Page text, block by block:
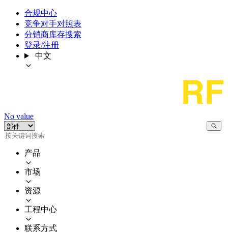
合规中心
竞争对手对照表
分销商库存搜索
登录/注册
中文
No value
产品
市场
资源
工程中心
联系方式